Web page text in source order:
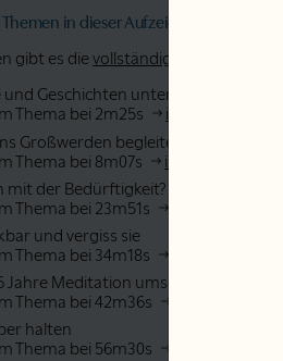
in dieser Aufzeichnung:
gibt es dievollständige Abschrift
und Geschichten unterscheiden
Thema bei 2m25s
im Text
Großwerden begleiten
Thema bei 8m07s
im Text
mit der Bedürftigkeit?
Thema bei 23m51s
und vergiss sie
Thema bei 34m18s
im
Jahre Meditation umsonst?
Thema bei 42m36s
im
halten
Thema bei 56m30s